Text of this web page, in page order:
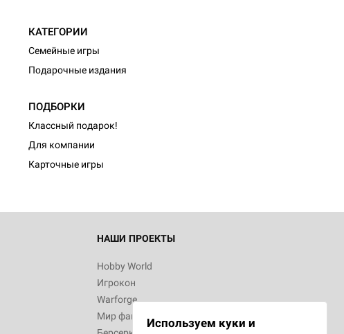
КАТЕГОРИИ
Семейные игры
Подарочные издания
ПОДБОРКИ
Классный подарок!
Для компании
Карточные игры
НАШИ ПРОЕКТЫ
Hobby World
Игрокон
Warforge
Мир фантастикиИспользуем куки и